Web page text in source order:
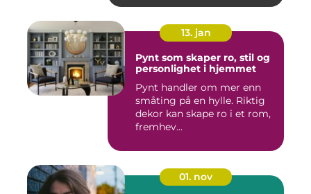
13. jan
Pynt som skaper ro, stil og
personlighet i hjemmet
Pynt handler om mer enn
småting på en hylle. Riktig
dekor kan skape ro i et rom,
fremhev...
01. nov